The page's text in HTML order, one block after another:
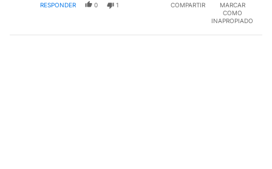
RESPONDER 0 1 COMPARTIR
MARCAR
COMO
INAPROPIADO